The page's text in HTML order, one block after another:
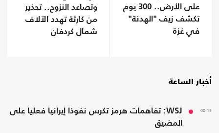
على الأرض.. 300 يوم
تكشف زيف "الهدنة"
في غزة
وتصاعد النزوح.. تحذير
من كارثة تهدد الآلاف
شمال كردفان
أخبار الساعة
00:13
WSJ: تفاهمات هرمز تكرس نفوذا إيرانيا فعليا على
المضيق